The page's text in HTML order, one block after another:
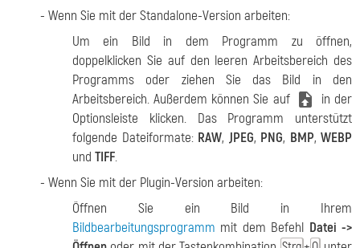
- Wenn Sie mit der Standalone-Version arbeiten:
Um ein Bild in dem Programm zu öffnen,
doppelklicken Sie auf den leeren Arbeitsbereich des
Programms oder ziehen Sie das Bild in den
Arbeitsbereich. Außerdem können Sie auf
in der
Optionsleiste klicken. Das Programm unterstützt
folgende Dateiformate: RAW, JPEG, PNG, BMP, WEBP
und TIFF.
- Wenn Sie mit der Plugin-Version arbeiten:
Öffnen Sie ein Bild in Ihrem
Bildbearbeitungsprogramm mit dem Befehl Datei ->